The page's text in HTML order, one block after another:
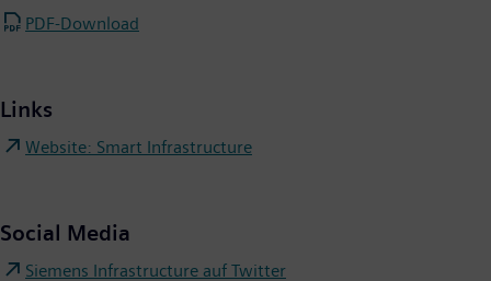
PDF-Download
Links
Website: Smart Infrastructure
Social Media
Siemens Infrastructure auf Twitter